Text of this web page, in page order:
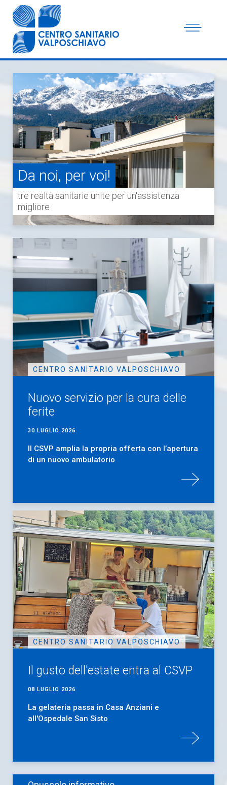
Da noi, per voi!
tre realtà sanitarie unite per un'assistenza
migliore
CENTRO SANITARIO VALPOSCHIAVO
Nuovo servizio per la cura delle
ferite
30 LUGLIO 2026
Il CSVP amplia la propria offerta con l’apertura
di un nuovo ambulatorio
CENTRO SANITARIO VALPOSCHIAVO
Il gusto dell'estate entra al CSVP
08 LUGLIO 2026
La gelateria passa in Casa Anziani e
all'Ospedale San Sisto